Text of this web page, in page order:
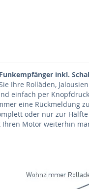
inkl.
Ihre Rolläden,
einfach per
eine Rückmeldung
oder nur zur
Ihren Motor weiterhin